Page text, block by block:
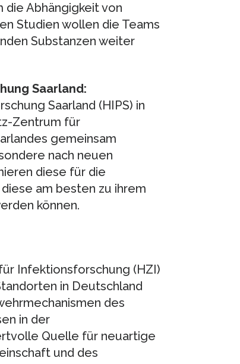
die Abhängigkeit von
Studien wollen die Teams
Substanzen weiter
Saarland:
Saarland (HIPS) in
Zentrum für
gemeinsam
nach neuen
diese für die
am besten zu ihrem
können.
Infektionsforschung (HZI)
in Deutschland
des
in der
Quelle für neuartige
und des